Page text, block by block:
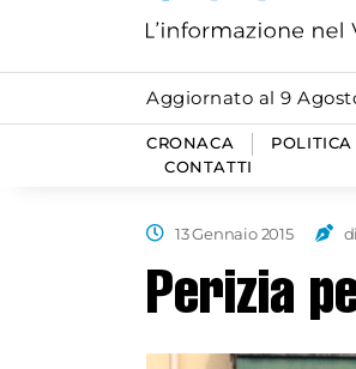
Aggiornato al 9
CRONACA POLITICA
CONTATTI
13 Gennaio 2015
Perizia